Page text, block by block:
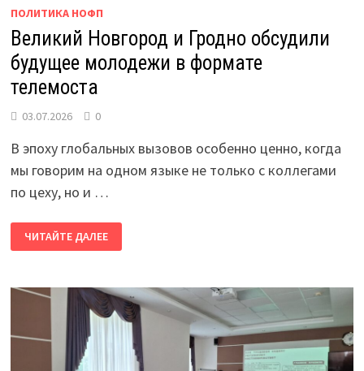
ПОЛИТИКА НОФП
Великий Новгород и Гродно обсудили
будущее молодежи в формате
телемоста
03.07.2026 0
В эпоху глобальных вызовов особенно ценно, когда
мы говорим на одном языке не только с коллегами
по цеху, но и …
ВЕЛИКИЙ
НОВГОРОД
И
БУДУЩЕЕ
МОЛОДЕЖИ
ФОРМАТЕ
ТЕЛЕМОСТА
ЧИТАЙТЕ ДАЛЕЕ